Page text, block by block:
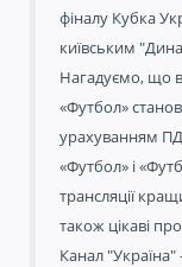
фіналу Кубка
київським
Нагадуємо, що
«Футбол»
урахуванням
«Футбол» і
трансляції
також цікаві
Канал